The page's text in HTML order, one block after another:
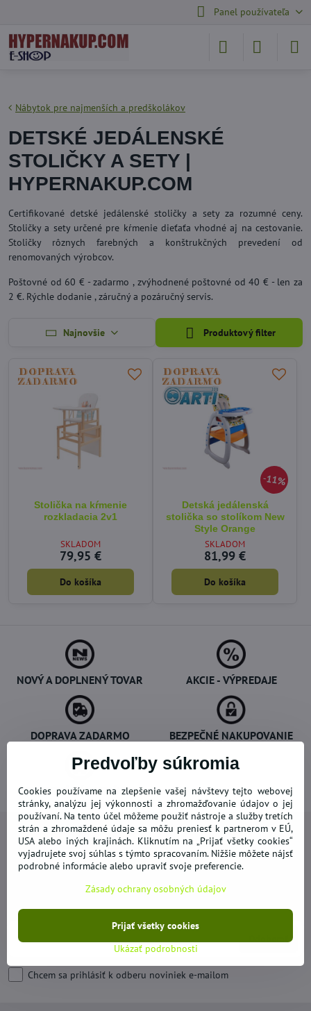
Panel používateľa
Nábytok pre najmenších a predškolákov
DETSKÉ JEDÁLENSKÉ
STOLIČKY A SETY |
HYPERNAKUP.COM
Certifikované detské jedálenské stoličky a sety za rozumné ceny.
Stoličky a sety určené pre kŕmenie dieťaťa vhodné aj na cestovanie.
Stoličky rôznych farebných a konštrukčných prevedení od
renomovaných výrobcov.
Poštovné od 60 € - zadarmo , zvýhodnené poštovné od 40 € - len za
2 €. Rýchle dodanie , záručný a pozáručný servis.
Najnovšie Produktový filter
Stolička na kŕmenie
rozkladacia 2v1
SKLADOM
79,95 €
Do košíka
11%
Detská jedálenská
stolička so stolíkom New
Style Orange
SKLADOM
81,99 €
Do košíka
NOVÝ A DOPLNENÝ TOVAR AKCIE - VÝPREDAJE
DOPRAVA ZADARMO BEZPEČNÉ NAKUPOVANIE
OVERENÉ ZÁKAZNÍKMI
Newsletter
Chcem sa prihlásiť k odberu noviniek e-mailom
Predvoľby súkromia
Cookies používame na zlepšenie vašej návštevy tejto webovej
stránky, analýzu jej výkonnosti a zhromažďovanie údajov o jej
používaní. Na tento účel môžeme použiť nástroje a služby tretích
strán a zhromaždené údaje sa môžu preniesť k partnerom v EÚ,
USA alebo iných krajinách. Kliknutím na „Prijať všetky cookies“
vyjadrujete svoj súhlas s týmto spracovaním. Nižšie môžete nájsť
podrobné informácie alebo upraviť svoje preferencie.
Zásady ochrany osobných údajov
Ukázať podrobnosti
Prijať všetky cookies